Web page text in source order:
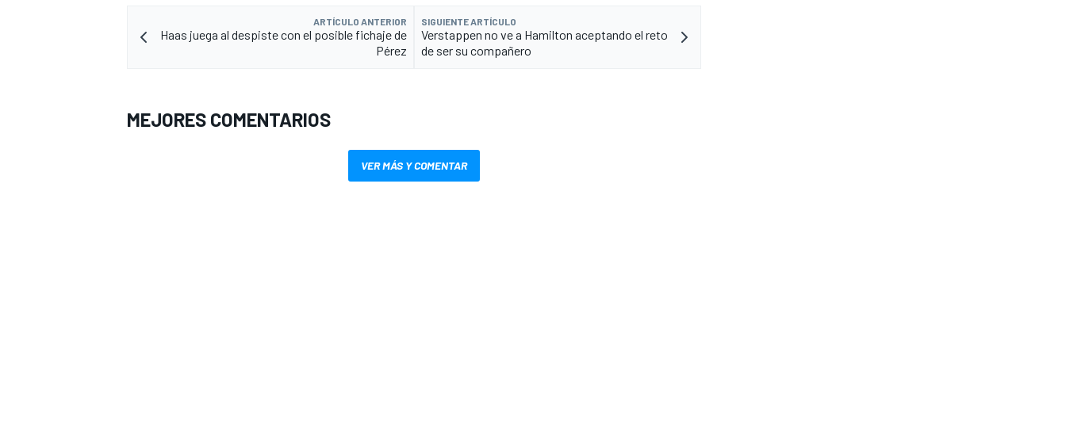
ARTÍCULO ANTERIOR
Haas juega al despiste con el posible fichaje de
Pérez
SIGUIENTE ARTÍCULO
Verstappen no ve a Hamilton aceptando el reto
de ser su compañero
MEJORES COMENTARIOS
VER MÁS Y COMENTAR